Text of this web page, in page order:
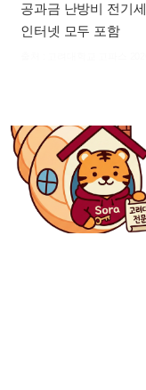
공과금 난방비 전기세
인터넷 모두 포함